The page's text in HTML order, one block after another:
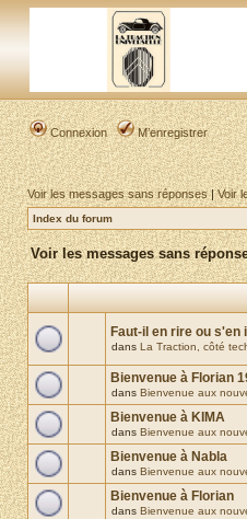
Connexion M’enregistrer
Voir les messages sans réponses|Voir
Index du forum
Voir les messages sans
Faut-il en rire ou s'en
dans La Traction, côté
Bienvenue à Florian
dans Bienvenue aux
Bienvenue à KIMA
dans Bienvenue aux
Bienvenue à Nabla
dans Bienvenue aux
Bienvenue à Florian
dans Bienvenue aux